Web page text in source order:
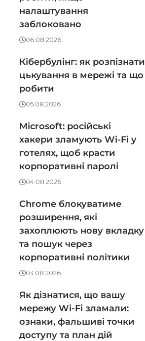
налаштування
заблоковано
06.08.2026
Кібербулінг: як розпізнати
цькування в мережі та що
робити
05.08.2026
Microsoft: російські
хакери зламують Wi-Fi у
готелях, щоб красти
корпоративні паролі
04.08.2026
Chrome блокуватиме
розширення, які
захоплюють нову вкладку
та пошук через
корпоративні політики
03.08.2026
Як дізнатися, що вашу
мережу Wi-Fi зламали:
ознаки, фальшиві точки
доступу та план дій